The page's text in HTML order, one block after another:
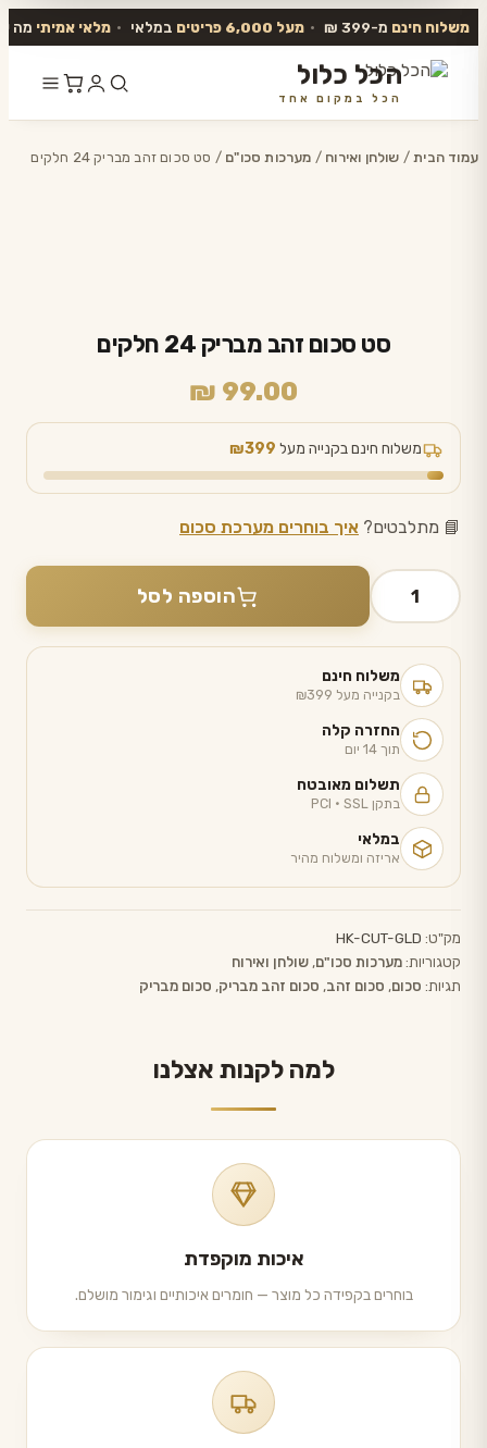
משלוח חינם מ-399 ₪ • מעל 6,000 פריטים במלאי • מלאי אמיתי מה
הכל כלול
הכל במקום אחד
לתוכן
עמוד הבית/ שולחן ואירוח / מערכות סכו"ם / סט סכום זהב מבריק 24 חלקים
סט סכום זהב מבריק 24 חלקים
₪ 99.00
משלוח חינם בקנייה מעל ₪399
📘 מתלבטים? איך בוחרים מערכת סכום
כמות
של
סכום
זהב
מבריק
24
חלקים
הוספה לסל
משלוח חינם
בקנייה מעל ₪399
החזרה קלה
תוך 14 יום
תשלום מאובטח
בתקן PCI · SSL
במלאי
אריזה ומשלוח מהיר
מק"ט: HK-CUT-GLD
קטגוריות:מערכות סכו"ם, שולחן ואירוח
תגיות: סכום, סכום זהב, סכום זהב מבריק, סכום מבריק
למה לקנות אצלנו
איכות מוקפדת
בוחרים בקפידה כל מוצר — חומרים איכותיים וגימור מושלם.